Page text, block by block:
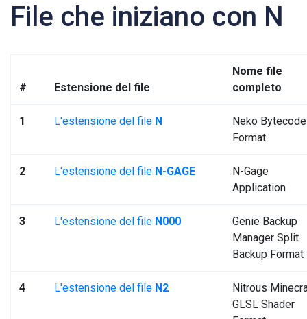
File che iniziano con N
# Estensione del file
Nome file
completo
1 L'estensione del file N
Neko Bytecode
Format
2 L'estensione del file N-GAGE
N-Gage
Application
3 L'estensione del file N000
Genie Backup
Manager Split
Backup Format
4 L'estensione del file N2
Nitrous
GLSL Shader